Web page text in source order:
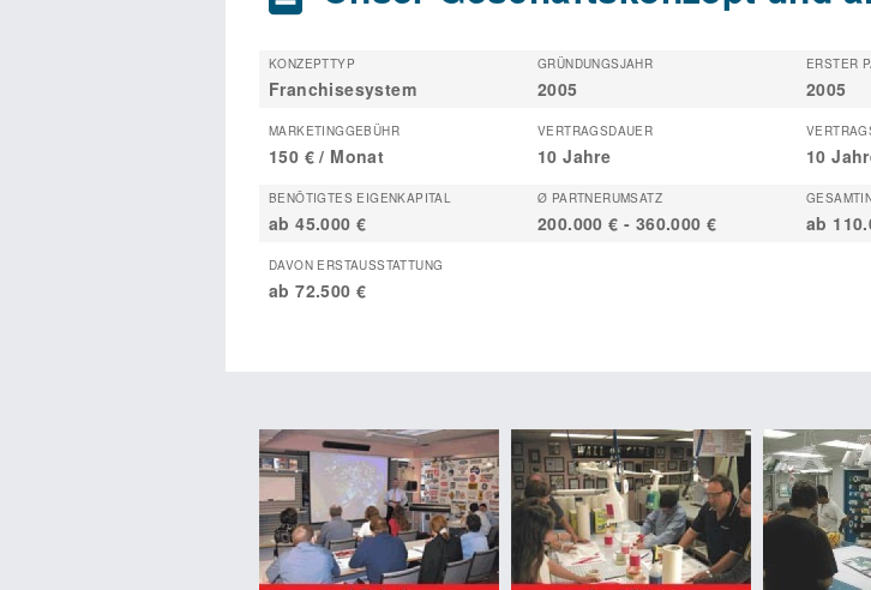
KONZEPTTYP
Franchisesystem
GRÜNDUNGSJAHR
2005
ERSTER
2005
MARKETINGGEBÜHR
150 € / Monat
VERTRAGSDAUER
10 Jahre 10
BENÖTIGTES EIGENKAPITAL
ab 45.000 €
Ø PARTNERUMSATZ
200.000 € - 360.000 € ab
DAVON ERSTAUSSTATTUNG
ab 72.500 €